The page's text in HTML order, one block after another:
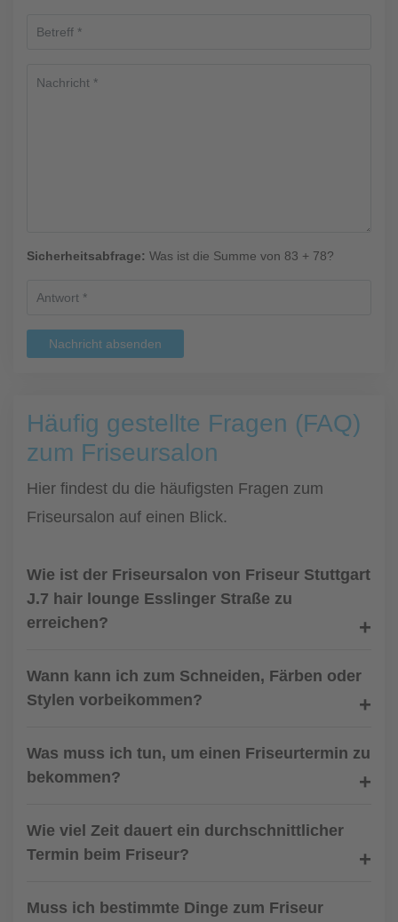
Sicherheitsabfrage: Was ist die Summe von 83 + 78?
Nachricht absenden
Häufig gestellte Fragen (FAQ)
zum Friseursalon
Hier findest du die häufigsten Fragen zum
Friseursalon auf einen Blick.
Wie ist der Friseursalon von Friseur Stuttgart
J.7 hair lounge Esslinger Straße zu
erreichen?
Wann kann ich zum Schneiden, Färben oder
Stylen vorbeikommen?
Was muss ich tun, um einen Friseurtermin zu
bekommen?
Wie viel Zeit dauert ein durchschnittlicher
Termin beim Friseur?
Muss ich bestimmte Dinge zum Friseur